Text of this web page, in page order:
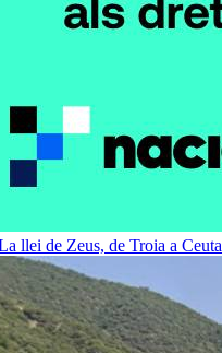
llei de Zeus, de Troia a Ceuta